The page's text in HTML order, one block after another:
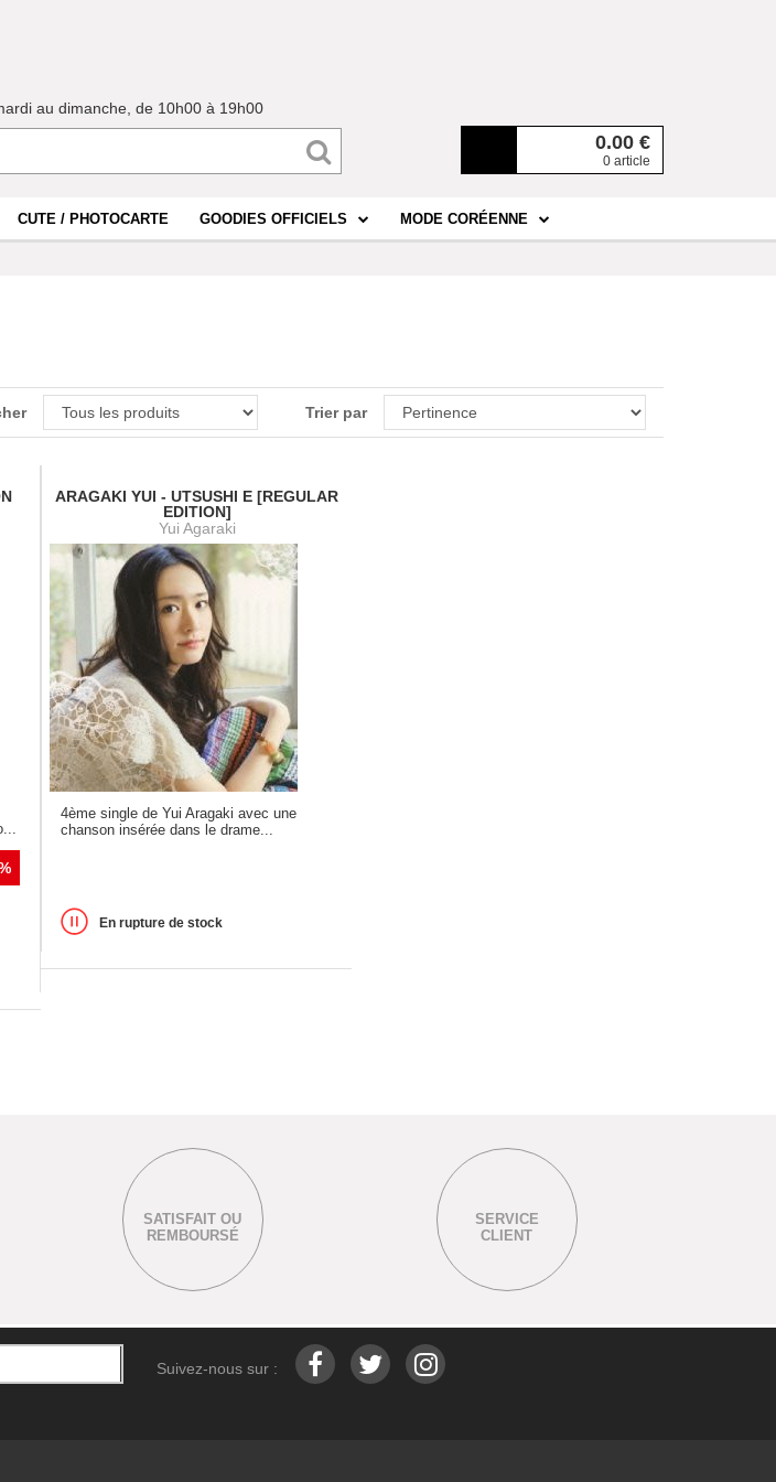
0.00 €
0 article
au dimanche, de 10h00 à 19h00
CUTE / PHOTOCARTE GOODIES OFFICIELS MODE CORÉENNE
Trier par
ARAGAKI YUI - UTSUSHI E [REGULAR
EDITION]
Yui Agaraki
4ème single de Yui Aragaki avec une
chanson insérée dans le drame...
En rupture de stock
SATISFAIT OU
REMBOURSÉ
SERVICE
CLIENT
Suivez-nous sur :